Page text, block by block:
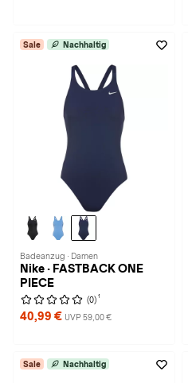
Sale Nachhaltig
Badeanzug · Damen
Nike · FASTBACK ONE
PIECE
(0) 1
40,99 € UVP 59,00 €
Sale Nachhaltig